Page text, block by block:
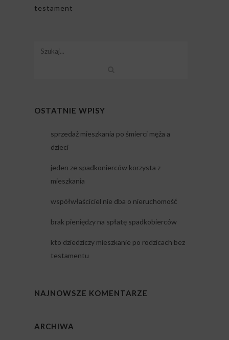
testament
OSTATNIE WPISY
sprzedaż mieszkania po śmierci męża a
dzieci
jeden ze spadkonierców korzysta z
mieszkania
współwłaściciel nie dba o nieruchomość
brak pieniędzy na spłatę spadkobierców
kto dziedziczy mieszkanie po rodzicach bez
testamentu
NAJNOWSZE KOMENTARZE
ARCHIWA